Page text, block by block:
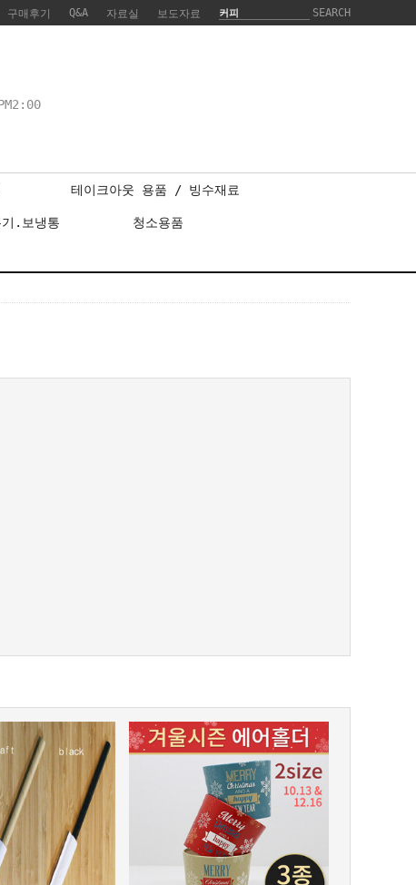
구매후기 Q&A 자료실 보도자료 SEARCH
테이크아웃 용품 / 빙수재료
.보냉통 청소용품